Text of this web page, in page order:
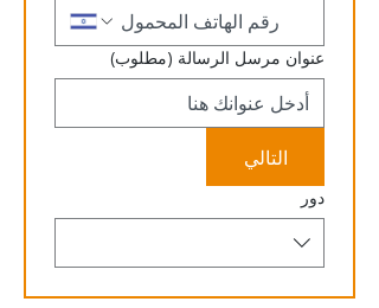
عنوان مرسل الرسالة (مطلوب)
التالي
دور